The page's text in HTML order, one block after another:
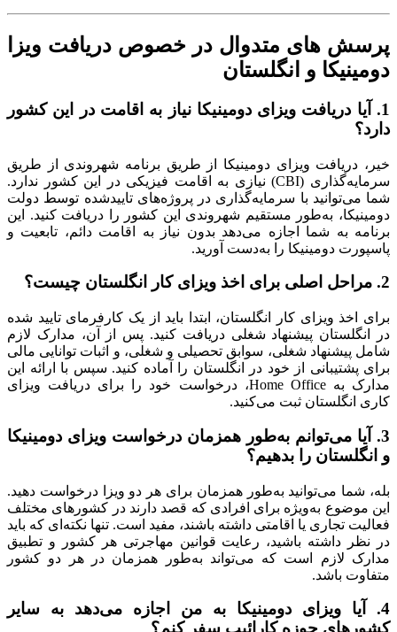
پرسش های متدوال در خصوص دریافت ویزا
دومینیکا و انگلستان
1.
آیا دریافت ویزای دومینیکا نیاز به اقامت در این کشور
دارد؟
خیر، دریافت ویزای دومینیکا از طریق برنامه شهروندی از طریق
سرمایه‌گذاری (CBI) نیازی به اقامت فیزیکی در این کشور ندارد.
شما می‌توانید با سرمایه‌گذاری در پروژه‌های تاییدشده توسط دولت
دومینیکا، به‌طور مستقیم شهروندی این کشور را دریافت کنید.
این
برنامه به شما اجازه می‌دهد بدون نیاز به اقامت دائم، تابعیت و
پاسپورت دومینیکا را به‌دست آورید.
2. مراحل اصلی برای اخذ ویزای کار انگلستان چیست؟
برای اخذ ویزای کار انگلستان، ابتدا باید از یک کارفرمای تایید شده
در انگلستان پیشنهاد شغلی دریافت کنید. پس از آن، مدارک لازم
شامل پیشنهاد شغلی، سوابق تحصیلی و شغلی، و اثبات توانایی مالی
برای پشتیبانی از خود در انگلستان را آماده کنید. سپس با ارائه این
مدارک بهHome Office، درخواست خود را برای دریافت ویزای
کاری انگلستان ثبت می‌کنید.
3.
آیا می‌توانم به‌طور همزمان درخواست ویزای دومینیکا
و انگلستان را بدهیم؟
بله، شما می‌توانید به‌طور همزمان برای هر دو ویزا درخواست دهید.
این موضوع به‌ویژه برای افرادی که قصد دارند در کشورهای مختلف
فعالیت تجاری یا اقامتی داشته باشند، مفید است. تنها نکته‌ای که باید
در نظر داشته باشید، رعایت قوانین مهاجرتی هر کشور و تطبیق
مدارک لازم است که می‌تواند به‌طور همزمان در هر دو کشور
متفاوت باشد.
4.
آیا ویزای دومینیکا به من اجازه می‌دهد به سایر
کشورهای حوزه کارائیب سفر کنم؟